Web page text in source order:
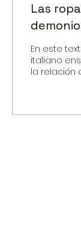
Las
felicidad
En este
italiano
la relación
ellas